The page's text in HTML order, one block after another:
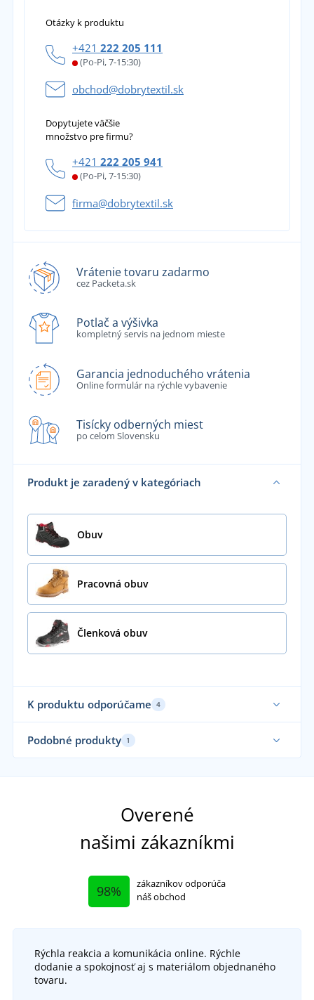
Otázky k produktu
+421 222 205 111
(Po-Pi, 7-15:30)
obchod@dobrytextil.sk
Dopytujete väčšie
množstvo pre firmu?
+421 222 205 941
(Po-Pi, 7-15:30)
firma@dobrytextil.sk
Vrátenie tovaru zadarmo
cez Packeta.sk
Potlač a výšivka
kompletný servis na jednom mieste
Garancia jednoduchého vrátenia
Online formulár na rýchle vybavenie
Tisícky odberných miest
po celom Slovensku
Produkt je zaradený v kategóriach
Obuv
Pracovná obuv
Členková obuv
K produktu odporúčame 4
Pracovná obuv s oceľovou špičkou STONE PYRIT
S2
Podobné produkty 1
Overené
našimi zákazníkmi
98%
zákazníkov odporúča
náš obchod
Rýchla reakcia a komunikácia online. Rýchle
dodanie a spokojnosť aj s materiálom objednaného
tovaru.